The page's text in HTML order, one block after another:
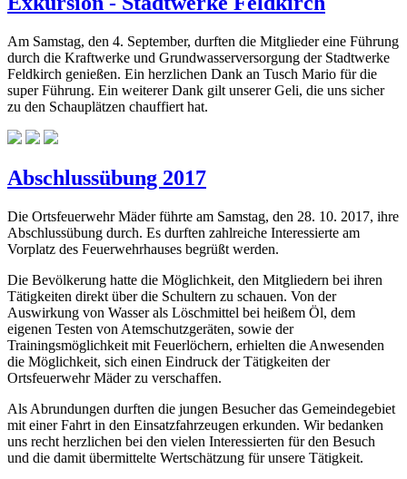
Am Samstag, den 4. September, durften die Mitglieder eine Führung
durch die Kraftwerke und Grundwasserversorgung der Stadtwerke
Feldkirch genießen. Ein herzlichen Dank an Tusch Mario für die
super Führung. Ein weiterer Dank gilt unserer Geli, die uns sicher
zu den Schauplätzen chauffiert hat.
Abschlussübung 2017
Die Ortsfeuerwehr Mäder führte am Samstag, den 28. 10. 2017, ihre
Abschlussübung durch. Es durften zahlreiche Interessierte am
Vorplatz des Feuerwehrhauses begrüßt werden.
Die Bevölkerung hatte die Möglichkeit, den Mitgliedern bei ihren
Tätigkeiten direkt über die Schultern zu schauen. Von der
Auswirkung von Wasser als Löschmittel bei heißem Öl, dem
eigenen Testen von Atemschutzgeräten, sowie der
Trainingsmöglichkeit mit Feuerlöchern, erhielten die Anwesenden
die Möglichkeit, sich einen Eindruck der Tätigkeiten der
Ortsfeuerwehr Mäder zu verschaffen.
Als Abrundungen durften die jungen Besucher das Gemeindegebiet
mit einer Fahrt in den Einsatzfahrzeugen erkunden. Wir bedanken
uns recht herzlichen bei den vielen Interessierten für den Besuch
und die damit übermittelte Wertschätzung für unsere Tätigkeit.